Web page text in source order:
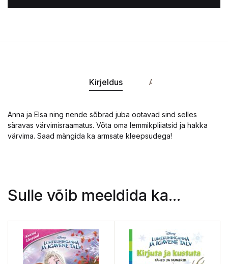
Kirjeldus Andmed
Anna ja Elsa ning nende sõbrad juba ootavad sind selles
säravas värvimisraamatus. Võta oma lemmikpliiatsid ja hakka
värvima. Saad mängida ka armsate kleepsudega!
Sulle võib meeldida ka...